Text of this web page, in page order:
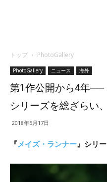
トップ PhotoGallery
PhotoGallery ニュース 海外
第1作公開から4年──
シリーズを総ざらい
2018年5月17日
『 メイズ・ランナー 』シリ